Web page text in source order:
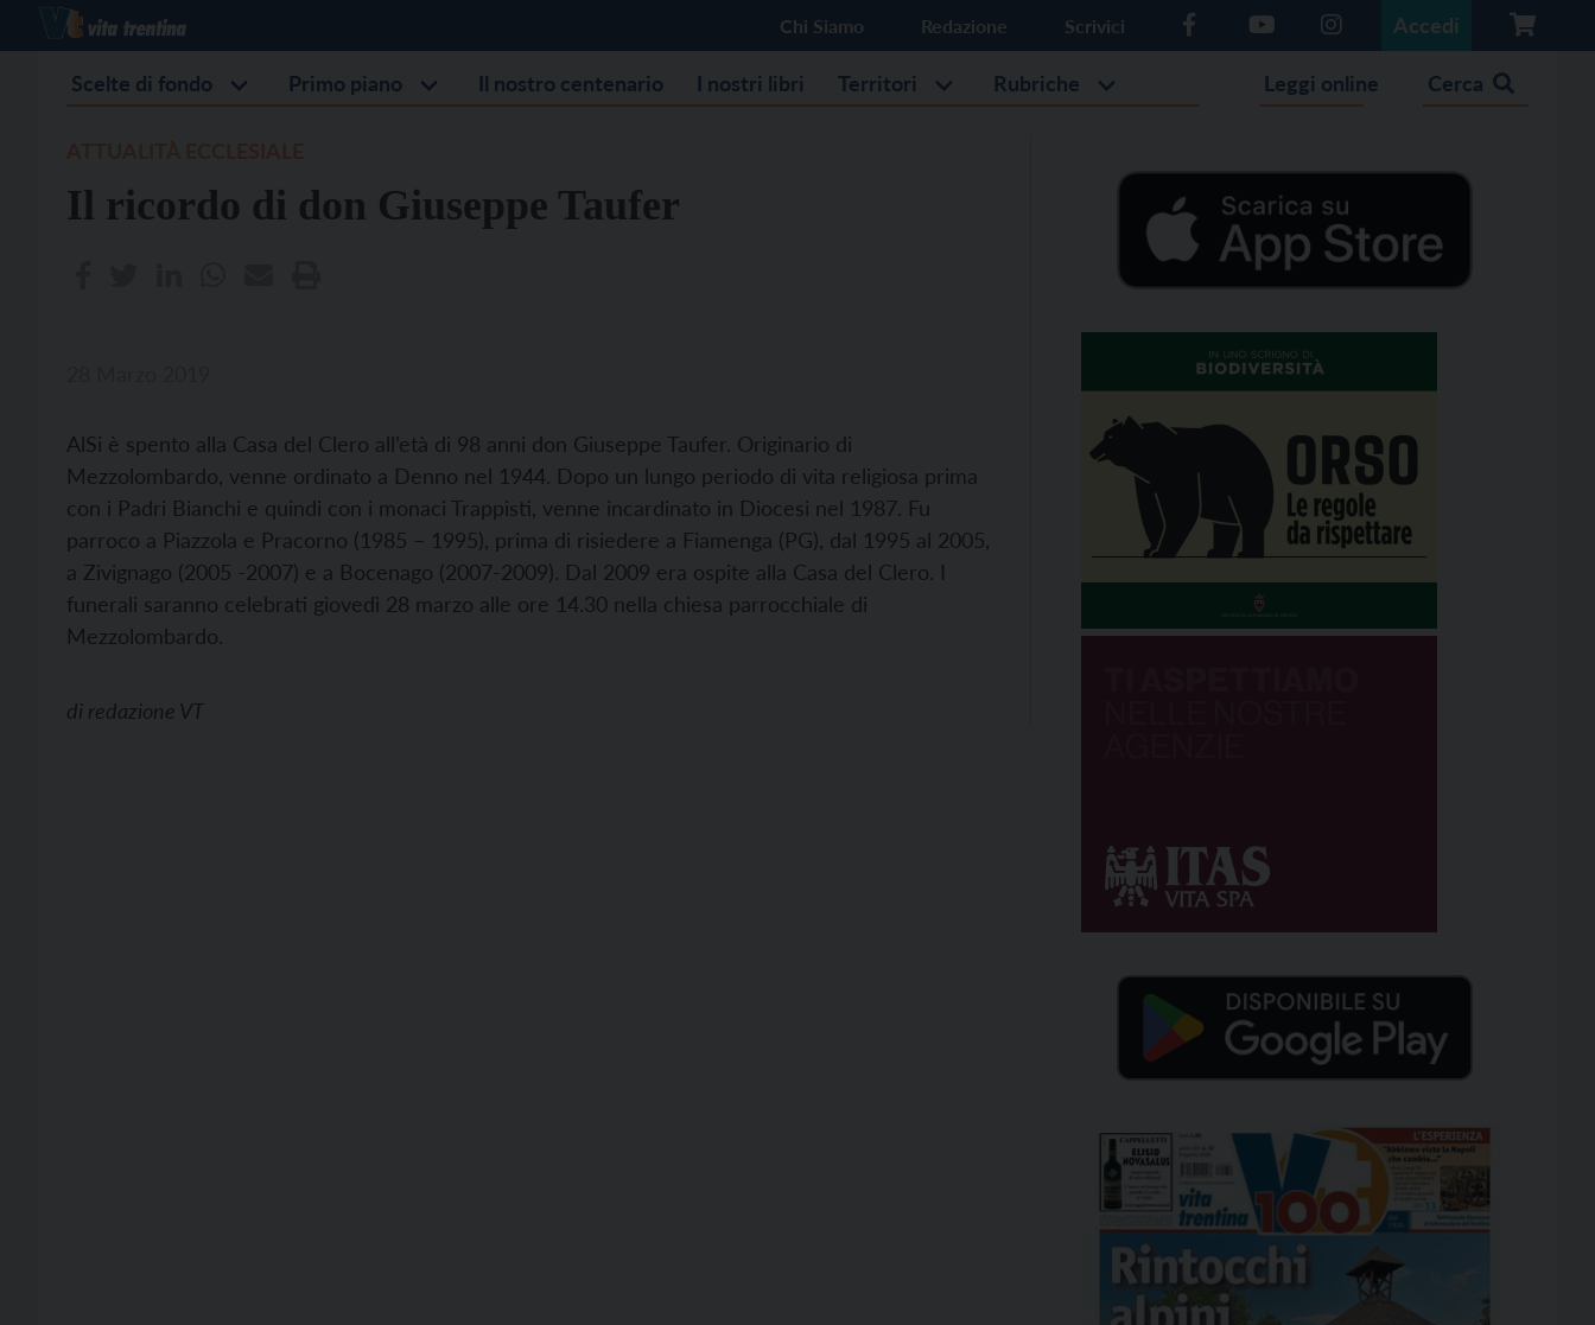
Chi Siamo Redazione Scrivici Accedi
Scelte di fondo Primo piano Il nostro centenario I nostri libri Territori Rubriche Leggi online Cerca
Il ricordo di don Giuseppe Taufer
AlSi è spento alla Casa del Clero all’età di 98 anni don Giuseppe Taufer. Originario di
Mezzolombardo, venne ordinato a Denno nel 1944. Dopo un lungo periodo di vita religiosa prima
con i Padri Bianchi e quindi con i monaci Trappisti, venne incardinato in Diocesi nel 1987. Fu
parroco a Piazzola e Pracorno (1985 – 1995), prima di risiedere a Fiamenga (PG), dal 1995 al 2005,
a Zivignago (2005 -2007) e a Bocenago (2007-2009). Dal 2009 era ospite alla Casa del Clero. I
funerali saranno celebrati giovedì 28 marzo alle ore 14.30 nella chiesa parrocchiale di
Mezzolombardo.
di redazione VT